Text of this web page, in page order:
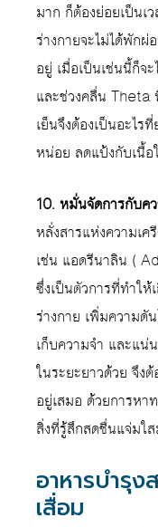
มาก ก็ต้องย่อยเป็น
ร่างกายจะไม่ได้พักผ่
อยู่ เมื่อเป็นเช่นนี้ก็จ
และช่วงคลื่น Theta
เย็นจึงต้องเป็นอะไร
หน่อย ลดแป้งกับเนื้อ
10. หมั่นจัดการกับค
หลั่งสารแห่งความเ
เช่น แอดรีนาลิน (
ซึ่งเป็นตัวการที่ทำให้
ร่างกาย เพิ่มความดั
เก็บความจำ และแน่
ในระยะยาวด้วย จึง
อยู่เสมอ ด้วยการหา
สิ่งที่รู้สึกสดชื่นแจ่มใ
อาหารบำรุ
เสื่อม